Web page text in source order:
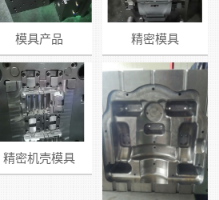
模具产品 精密模具
精密机壳模具